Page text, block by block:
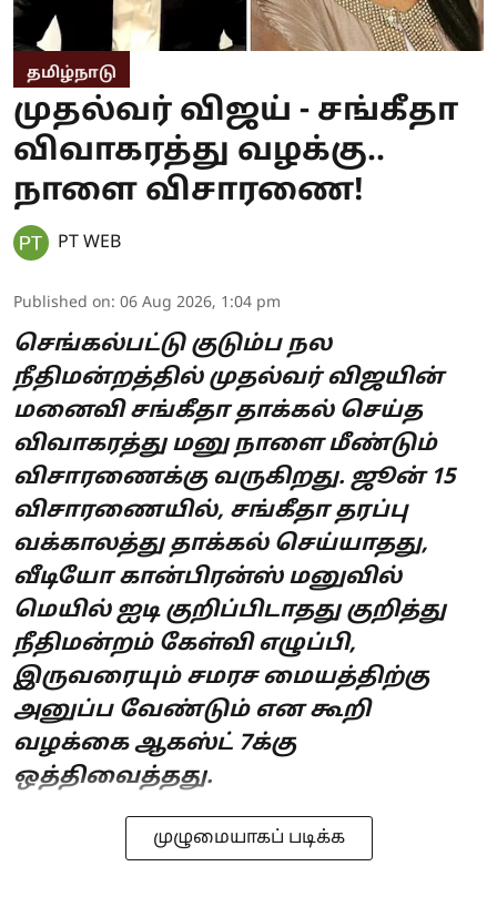
தமிழ்நாடு
முதல்வர் விஜய் - சங்கீதா
விவாகரத்து வழக்கு..
நாளை விசாரணை!
PT WEB
Published on: 06 Aug 2026, 1:04 pm
செங்கல்பட்டு குடும்ப நல
நீதிமன்றத்தில் முதல்வர் விஜயின்
மனைவி சங்கீதா தாக்கல் செய்த
விவாகரத்து மனு நாளை மீண்டும்
விசாரணைக்கு வருகிறது. ஜூன் 15
விசாரணையில், சங்கீதா தரப்பு
வக்காலத்து தாக்கல் செய்யாதது,
வீடியோ கான்பிரன்ஸ் மனுவில்
மெயில் ஐடி குறிப்பிடாதது குறித்து
நீதிமன்றம் கேள்வி எழுப்பி,
இருவரையும் சமரச மையத்திற்கு
அனுப்ப வேண்டும் என கூறி
வழக்கை ஆகஸ்ட் 7க்கு
ஒத்திவைத்தது.
முழுமையாகப் படிக்க